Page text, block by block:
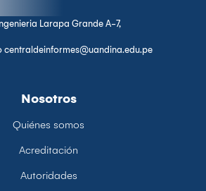
Larapa Grande A-7,
centraldeinformes@uandina.edu.pe
Nosotros
Quiénes somos
Acreditación
Autoridades